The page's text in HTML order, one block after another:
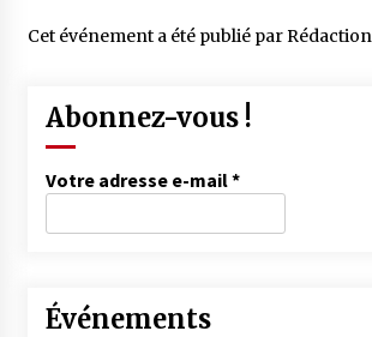
Cet événement a été publié par Rédaction
Abonnez-vous !
Votre adresse e-mail*
Événements